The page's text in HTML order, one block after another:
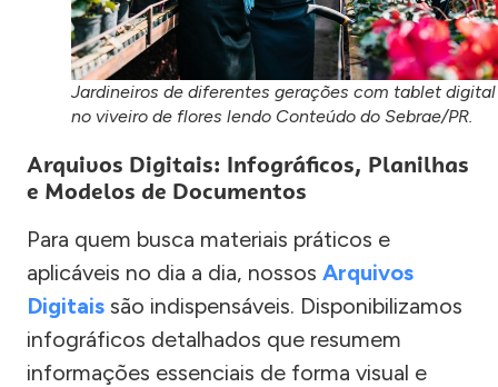
Jardineiros de diferentes gerações com tablet digital
no viveiro de flores lendo Conteúdo do Sebrae/PR.
Arquivos Digitais: Infográficos, Planilhas
e Modelos de Documentos
Para quem busca materiais práticos e
aplicáveis no dia a dia, nossos Arquivos
Digitais são indispensáveis. Disponibilizamos
infográficos detalhados que resumem
informações essenciais de forma visual e